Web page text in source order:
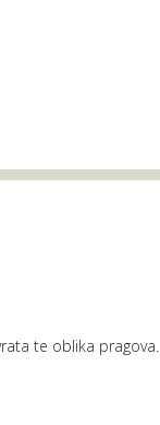
te oblika pragova.